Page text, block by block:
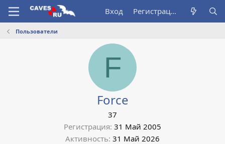
Вход Регистрация
Пользователи
F
Force
37
Регистрация 31 Май 2005
Активность 31 Май 2026